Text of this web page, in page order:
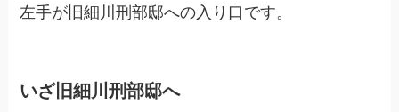
左手が旧細川刑部邸への入り口です。
いざ旧細川刑部邸へ